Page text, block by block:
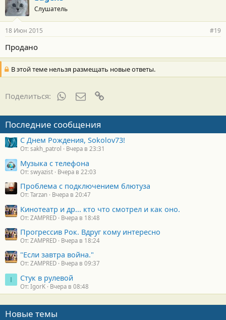
Слушатель
18 Июн 2015 #19
Продано
В этой теме нельзя размещать новые ответы.
Поделиться: WhatsAppЭлектронная почта
Последние сообщения
С Днем Рождения, Sokolov73!
От: sakh_patrol Вчера в 23:31
Музыка с телефона
От: swyazist Вчера в 22:03
Проблема с подключением блютуза
От: Tarzan Вчера в 20:47
Кинотеатр и др... кто что смотрел и как оно.
От: ZAMPRED Вчера в 18:48
Прогрессив Рок. Вдруг кому интересно
От: ZAMPRED Вчера в 18:24
"Если завтра война."
От: ZAMPRED Вчера в 09:37
I Стук в рулевой
От: IgorK Вчера в 08:48
Новые темы